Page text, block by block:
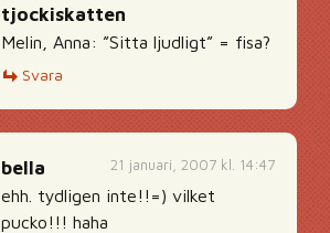
tjockiskatten
Melin, Anna: ”Sitta ljudligt” = fisa?
Svara
21 januari, 2007 kl. 14:47
bella
ehh. tydligen inte!!=) vilket
pucko!!! haha